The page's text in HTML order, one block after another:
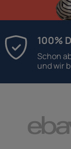
100%
Schon
und wir